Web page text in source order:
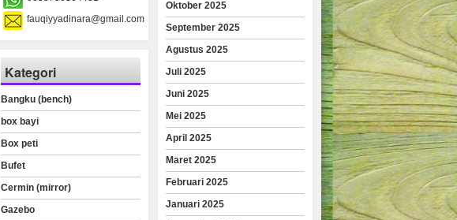
fauqiyyadinara@gmail.com
Kategori
Bangku (bench)
box bayi
Box peti
Bufet
Cermin (mirror)
Gazebo
Oktober 2025
September 2025
Agustus 2025
Juli 2025
Juni 2025
Mei 2025
April 2025
Maret 2025
Februari 2025
Januari 2025